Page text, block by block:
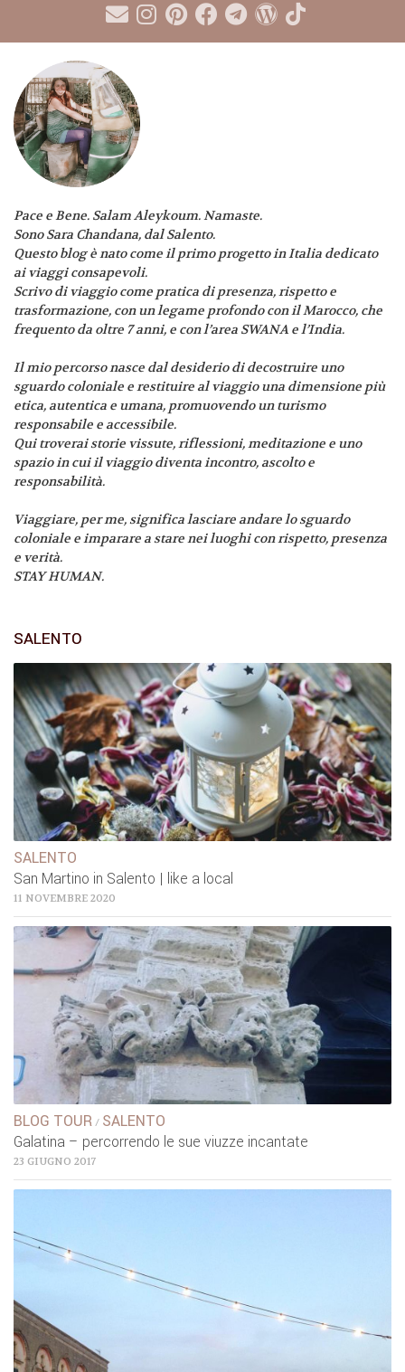
Pace e Bene. Salam Aleykoum. Namaste.
Sono Sara Chandana, dal Salento.
Questo blog è nato come il primo progetto in Italia dedicato
ai viaggi consapevoli.
Scrivo di viaggio come pratica di presenza, rispetto e
trasformazione, con un legame profondo con il Marocco, che
frequento da oltre 7 anni, e con l’area SWANA e l’India.
Il mio percorso nasce dal desiderio di decostruire uno
sguardo coloniale e restituire al viaggio una dimensione più
etica, autentica e umana, promuovendo un turismo
responsabile e accessibile.
Qui troverai storie vissute, riflessioni, meditazione e uno
spazio in cui il viaggio diventa incontro, ascolto e
responsabilità.
Viaggiare, per me, significa lasciare andare lo sguardo
coloniale e imparare a stare nei luoghi con rispetto, presenza
e verità.
STAY HUMAN.
SALENTO
SALENTO
San Martino in Salento | like a local
11 NOVEMBRE 2020
BLOG TOUR / SALENTO
Galatina – percorrendo le sue viuzze incantate
23 GIUGNO 2017